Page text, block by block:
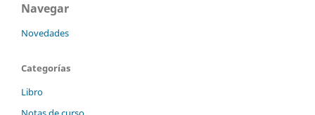
Navegar
Novedades
Categorías
Libro